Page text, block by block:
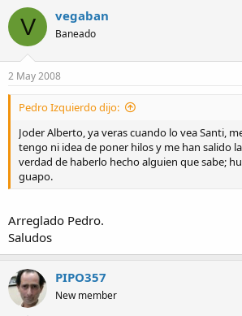
V vegaban
Baneado
2 May 2008
Pedro Izquierdo dijo:
Joder Alberto, ya veras cuando lo vea Santi,
tengo ni idea de poner hilos y me han salido
verdad de haberlo hecho alguien que sabe;
guapo.
Arreglado Pedro.
Saludos
PIPO357
New member